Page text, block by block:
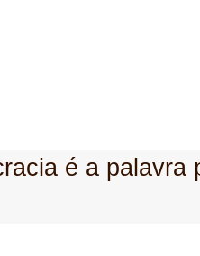
é a palavra